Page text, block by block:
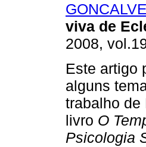
viva de
2008,
Este artigo
alguns
trabalho de
livro O
Psicologia